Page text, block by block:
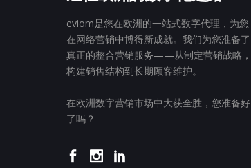
eviom是您在欧洲的一站式数字代理，为您
在网络营销中博得新成就。我们为您准备了
真正的整合营销服务——从制定营销战略，
构建销售结构到长期顾客维护。
在欧洲数字营销市场中大获全胜，您准备好
了吗？